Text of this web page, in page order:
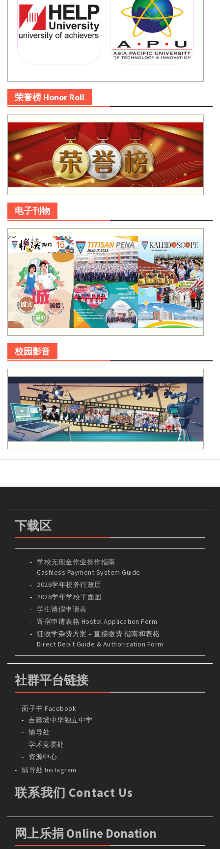
荣誉榜 Honor Roll
电子刊物
校园影音
下载区
学校无现金作业操作指南
Cashless Payment System Guide
2026学年校务行政历
2026学年学校平面图
学生请假申请表
寄宿申请表格 Hostel Application Form
征收学杂费方案 – 直接缴费 指南和表格
Direct Debit Guide & Authorization Form
社群平台链接
面子书 Facebook
吉隆坡中华独立中学
辅导处
学术竞赛处
资源中心
辅导处 Instagram
联系我们 Contact Us
网上乐捐 Online Donation